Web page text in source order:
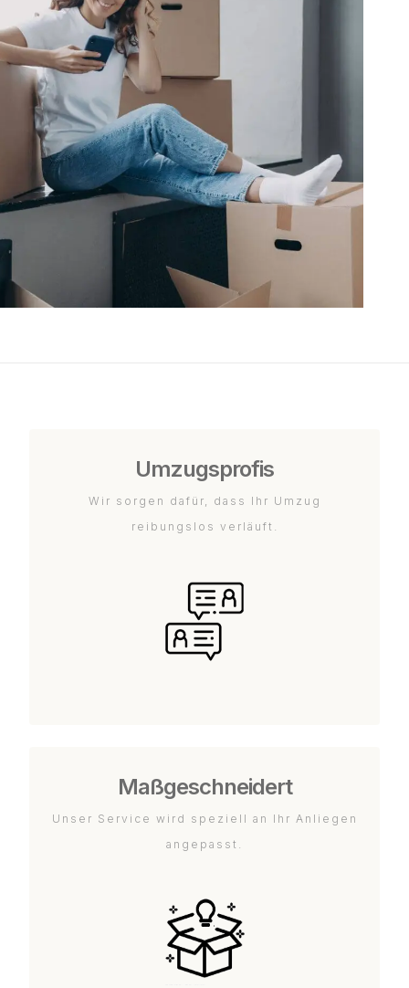
Umzugsprofis
Wir sorgen dafür, dass Ihr Umzug
reibungslos verläuft.
Maßgeschneidert
Unser Service wird speziell an Ihr Anliegen
angepasst.